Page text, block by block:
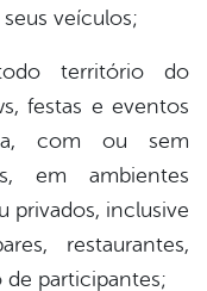
veículos;
território do
festas e eventos
com ou sem
em ambientes
privados, inclusive
restaurantes,
participantes;